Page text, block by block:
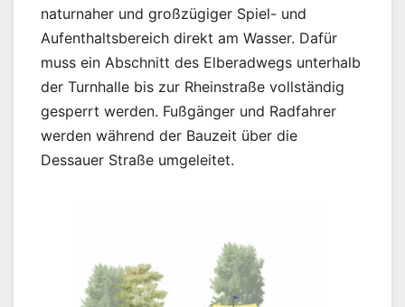
naturnaher und großzügiger Spiel- und
Aufenthaltsbereich direkt am Wasser. Dafür
muss ein Abschnitt des Elberadwegs unterhalb
der Turnhalle bis zur Rheinstraße vollständig
gesperrt werden. Fußgänger und Radfahrer
werden während der Bauzeit über die
Dessauer Straße umgeleitet.